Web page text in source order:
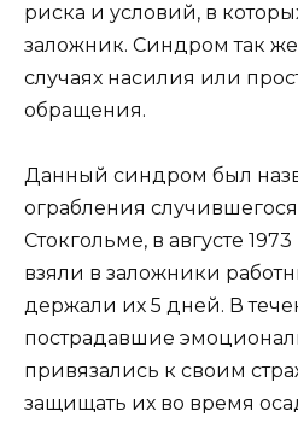
риска и условий, в
заложник. Синдром так
случаях насилия или
обращения.
Данный синдром был
ограбления
Стокгольме, в августе
взяли в заложники
держали их 5 дней. В
пострадавшие
привязались к своим
защищать их во время